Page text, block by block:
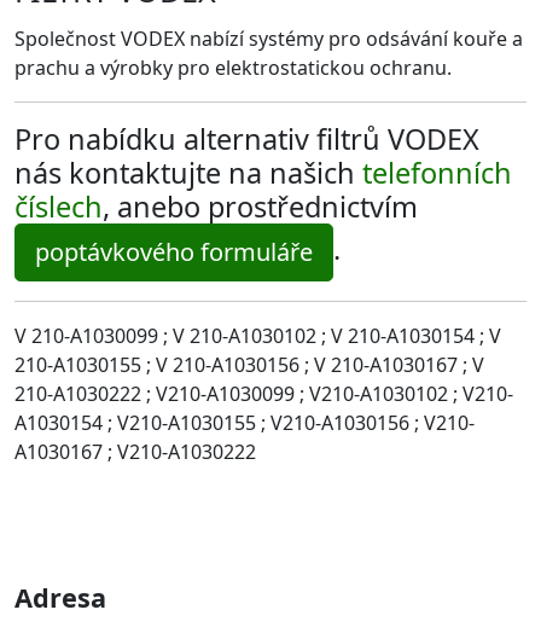
Společnost VODEX nabízí systémy pro odsávání kouře a
prachu a výrobky pro elektrostatickou ochranu.
Pro nabídku alternativ filtrů VODEX
nás kontaktujte na našich telefonních
číslech, anebo prostřednictvím
poptávkového formuláře .
V 210-A1030099 ; V 210-A1030102 ; V 210-A1030154 ; V
210-A1030155 ; V 210-A1030156 ; V 210-A1030167 ; V
210-A1030222 ; V210-A1030099 ; V210-A1030102 ; V210-
A1030154 ; V210-A1030155 ; V210-A1030156 ; V210-
A1030167 ; V210-A1030222
Adresa